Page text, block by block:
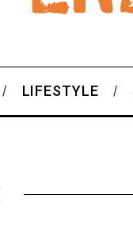
LIFESTYLE